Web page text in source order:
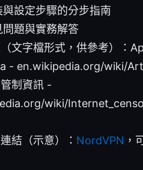
與設定步驟的分步指南
問題與實務解答
文字檔形式，供參考）：
- en.wikipedia.org/wiki/
制資訊 -
wiki/
結（示意）： NordVPN ，